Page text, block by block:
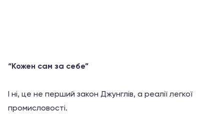
“Кожен сам за себе”
І ні, це не перший закон Джунглів, а реалії легкої
промисловості.